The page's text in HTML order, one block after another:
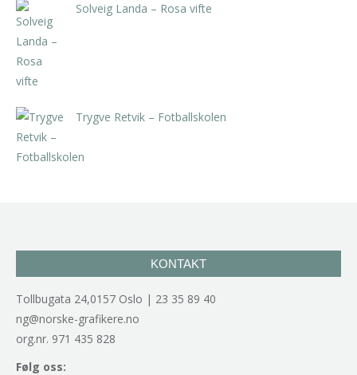
Solveig Landa – Rosa vifte
Trygve Retvik – Fotballskolen
KONTAKT
Tollbugata 24,0157 Oslo | 23 35 89 40
ng@norske-grafikere.no
org.nr. 971 435 828
Følg oss: